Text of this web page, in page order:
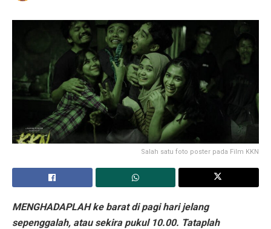
Salah satu foto poster pada Film KKN
MENGHADAPLAH ke barat di pagi hari jelang
sepenggalah, atau sekira pukul 10.00. Tataplah